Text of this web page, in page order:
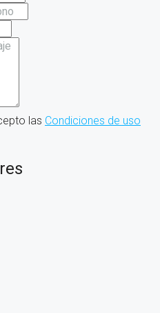
las Condiciones de uso